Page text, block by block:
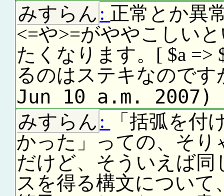
みすらん : 正常とか異
<=や>=がややこしい
たくなります。[ $a =>
るのはステキなので
Jun 10 a.m. 2007)
みすらん :
「括弧を付
かった」っての、そ
だけど、そういえば
スを得る構文につい